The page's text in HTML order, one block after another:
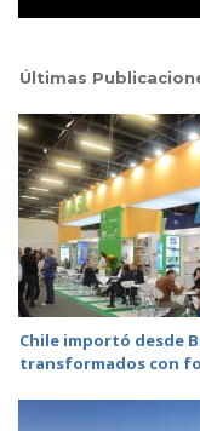
Últimas
Chile importó desde
transformados con